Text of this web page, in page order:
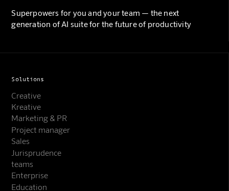
Superpowers for you and your team — the next
generation of AI suite for the future of productivity
Solutions
Creative
Kreative
Marketing & PR
Project manager
Sales
Jurisprudence
teams
Enterprise
Education